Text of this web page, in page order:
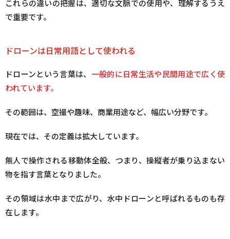
これらの違いの把握は、適切な文脈での使用や、理解するうえ
で重要です。
ドローンは日常用語として使われる
ドローンという言葉は、 一般的に日常生活や民間用途で広く使
われています。
その範囲は、空撮や趣味、商業用途など、幅広い分野です。
現在では、その定義は拡大しています。
無人で操作される移動体全般、つまり、操縦者が乗り込まない
物を指す言葉となりました。
その領域は水中まで広がり、水中ドローンと呼ばれるものも存
在します。